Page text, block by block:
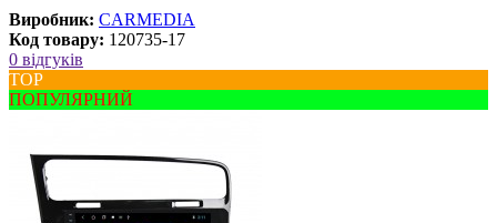
Виробник: CARMEDIA
Код товару: 120735-17
0 відгуків
ТОР
ПОПУЛЯРНИЙ